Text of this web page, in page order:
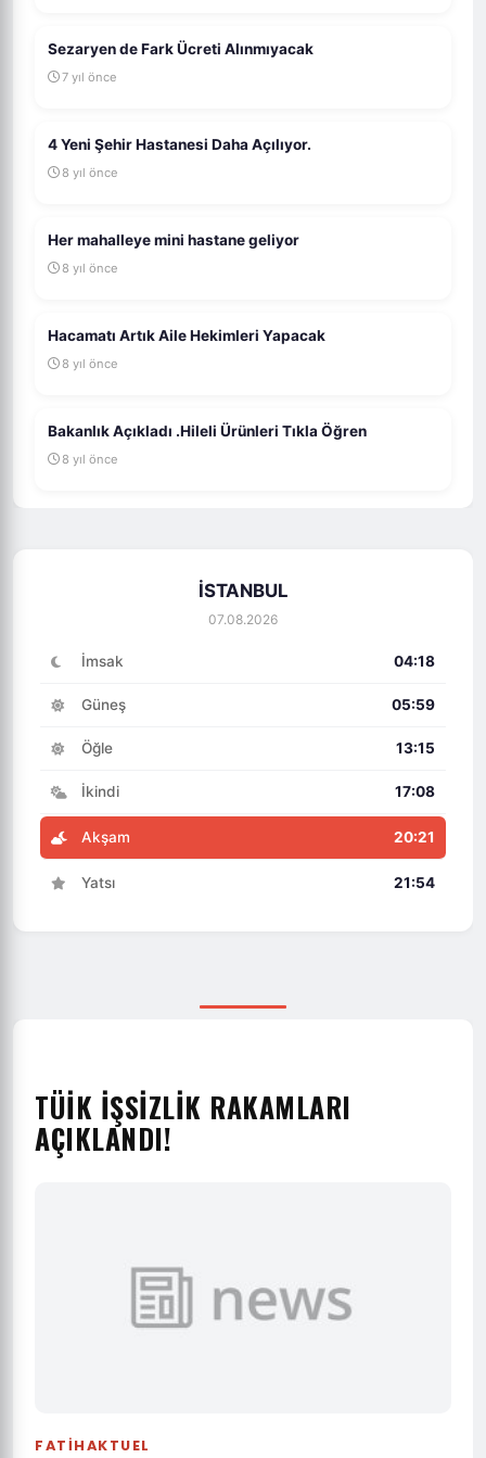
Sezaryen de Fark Ücreti Alınmıyacak
7 yıl önce
4 Yeni Şehir Hastanesi Daha Açılıyor.
8 yıl önce
Her mahalleye mini hastane geliyor
8 yıl önce
Hacamatı Artık Aile Hekimleri Yapacak
8 yıl önce
Bakanlık Açıkladı .Hileli Ürünleri Tıkla Öğren
8 yıl önce
İSTANBUL
07.08.2026
İmsak 04:18
Güneş 05:59
Öğle 13:15
İkindi 17:08
Akşam 20:21
Yatsı 21:54
FATIHAKTUEL
TÜIK İŞSIZLIK RAKAMLARI
AÇIKLANDI!